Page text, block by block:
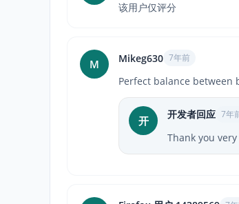
该用户仅评分
M Mikeg630 7年前
Perfect balance
开 开发者回应 7年
Thank you